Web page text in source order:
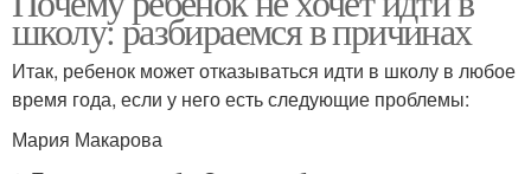
школу: разбираемся в причинах
Итак, ребенок может отказываться идти в школу в любое
время года, если у него есть следующие проблемы:
Мария Макарова